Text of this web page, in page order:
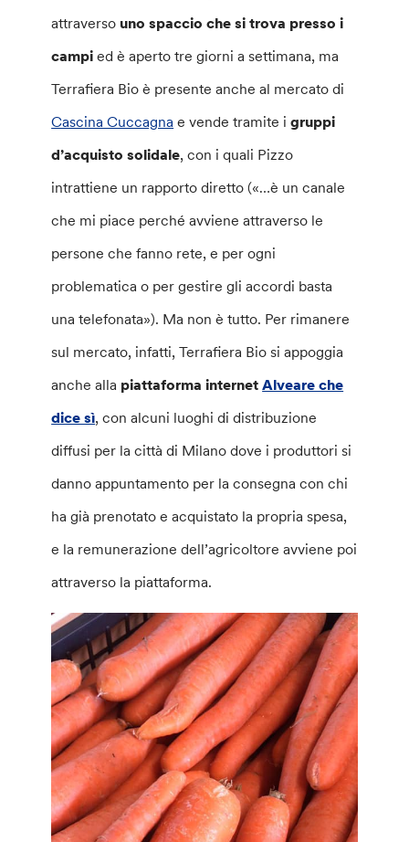
attraverso uno spaccio che si trova presso i
campi ed è aperto tre giorni a settimana, ma
Terrafiera Bio è presente anche al mercato di
Cascina Cuccagna e vende tramite igruppi
d’acquisto solidale, con i quali Pizzo
intrattiene un rapporto diretto («…è un canale
che mi piace perché avviene attraverso le
persone che fanno rete, e per ogni
problematica o per gestire gli accordi basta
una telefonata»). Ma non è tutto. Per rimanere
sul mercato, infatti, Terrafiera Bio si appoggia
anche alla piattaforma internetAlveare che
dice sì, con alcuni luoghi di distribuzione
diffusi per la città di Milano dove i produttori si
danno appuntamento per la consegna con chi
ha già prenotato e acquistato la propria spesa,
e la remunerazione dell’agricoltore avviene poi
attraverso la piattaforma.